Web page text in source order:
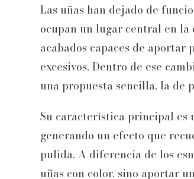
Las uñas han dejado de
ocupan un lugar central en la
acabados capaces de
excesivos. Dentro de ese
una propuesta sencilla, la de
Su característica principal es
generando un efecto que
pulida. A diferencia de los
uñas con color, sino aportar